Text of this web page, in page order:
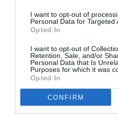
I want to opt-out of
Personal Data for Targeted
Opted In
I want to opt-out of
Retention, Sale, and/or
Personal Data that Is
Purposes for which it was
Opted In
CONFIRM
du CA, le point de
a fait faux car la
certainement soit
leasing et/ou ligne